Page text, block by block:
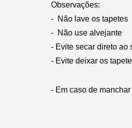
Observações:
- Não lave os tapetes
- Não use alvejante
- Evite secar direto ao
- Evite deixar os
- Em caso de